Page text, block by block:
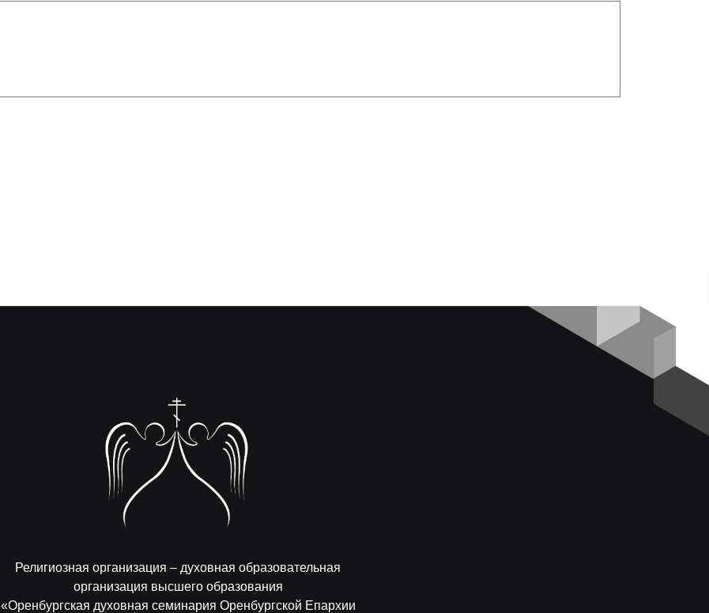
Религиозная организация – духовная образовательная
организация высшего образования
«Оренбургская духовная семинария Оренбургской Епархии